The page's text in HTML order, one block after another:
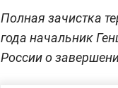
Полная зачистка
года начальник
России о